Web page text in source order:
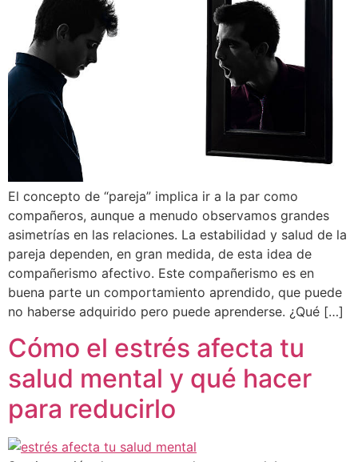
El concepto de “pareja” implica ir a la par como
compañeros, aunque a menudo observamos grandes
asimetrías en las relaciones. La estabilidad y salud de la
pareja dependen, en gran medida, de esta idea de
compañerismo afectivo. Este compañerismo es en
buena parte un comportamiento aprendido, que puede
no haberse adquirido pero puede aprenderse. ¿Qué […]
Cómo el estrés afecta tu
salud mental y qué hacer
para reducirlo